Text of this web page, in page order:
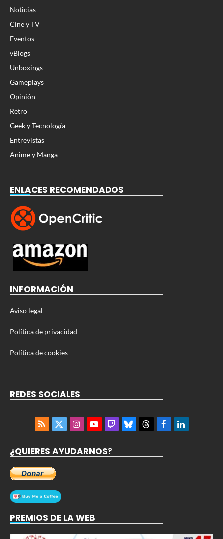
Noticias
Cine y TV
Eventos
vBlogs
Unboxings
Gameplays
Opinión
Retro
Geek y Tecnología
Entrevistas
Anime y Manga
ENLACES RECOMENDADOS
INFORMACIÓN
Aviso legal
Política de privacidad
Política de cookies
REDES SOCIALES
RSS
X
InstagramYouTubeTwitchBlueskyThreadsFacebookLinkedIn
¿QUIERES AYUDARNOS?
PREMIOS DE LA WEB